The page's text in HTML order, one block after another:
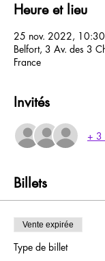
Heure et lieu
25 nov. 2022,
Belfort, 3 Av. des 3
France
Invités
+ 3
Billets
Vente expirée
Type de billet